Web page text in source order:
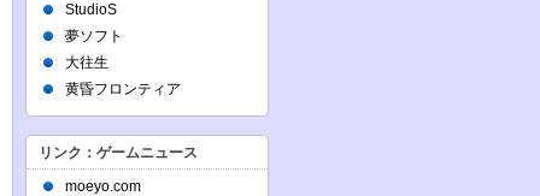
StudioS
夢ソフト
大往生
黄昏フロンティア
リンク：ゲームニュース
moeyo.com